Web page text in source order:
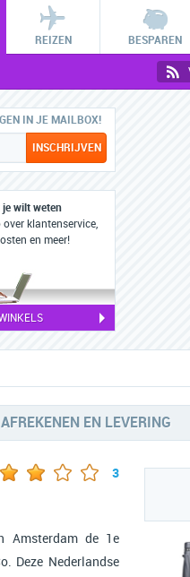
REIZEN BESPAREN
IN JE MAILBOX!
je wilt weten
klantenservice,
en meer!
AFREKENEN EN LEVERING
3
Amsterdam de 1e
Deze Nederlandse